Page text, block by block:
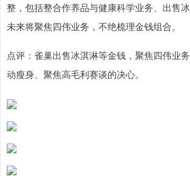
整，包括整合作养品与健康科学业务、出售
未来将聚焦四伟业务，不绝梳理金钱组合。
点评：雀巢出售冰淇淋等金钱，聚焦四伟业
动瘦身、聚焦高毛利赛谈的决心。